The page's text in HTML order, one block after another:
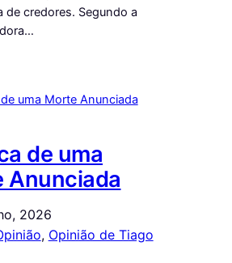
de credores. Segundo a
de uma
Anunciada
2026
, Opinião de Tiago